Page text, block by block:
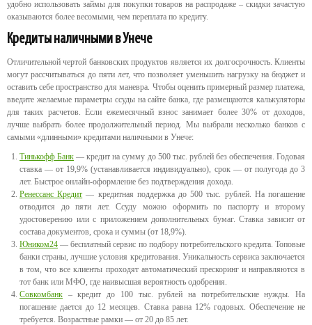
удобно использовать займы для покупки товаров на распродаже – скидки зачастую
оказываются более весомыми, чем переплата по кредиту.
Кредиты наличными в Унече
Отличительной чертой банковских продуктов является их долгосрочность. Клиенты
могут рассчитываться до пяти лет, что позволяет уменьшить нагрузку на бюджет и
оставить себе пространство для маневра. Чтобы оценить примерный размер платежа,
введите желаемые параметры ссуды на сайте банка, где размещаются калькуляторы
для таких расчетов. Если ежемесячный взнос занимает более 30% от доходов,
лучше выбрать более продолжительный период. Мы выбрали несколько банков с
самыми «длинными» кредитами наличными в Унече:
Тинькофф Банк — кредит на сумму до 500 тыс. рублей без обеспечения. Годовая
ставка — от 19,9% (устанавливается индивидуально), срок — от полугода до 3
лет. Быстрое онлайн-оформление без подтверждения дохода.
Ренессанс Кредит — кредитная поддержка до 500 тыс. рублей. На погашение
отводится до пяти лет. Ссуду можно оформить по паспорту и второму
удостоверению или с приложением дополнительных бумаг. Ставка зависит от
состава документов, срока и суммы (от 18,9%).
Юником24 — бесплатный сервис по подбору потребительского кредита. Топовые
банки страны, лучшие условия кредитования. Уникальность сервиса заключается
в том, что все клиенты проходят автоматический прескоринг и направляются в
тот банк или МФО, где наивысшая вероятность одобрения.
Совкомбанк – кредит до 100 тыс. рублей на потребительские нужды. На
погашение дается до 12 месяцев. Ставка равна 12% годовых. Обеспечение не
требуется. Возрастные рамки — от 20 до 85 лет.